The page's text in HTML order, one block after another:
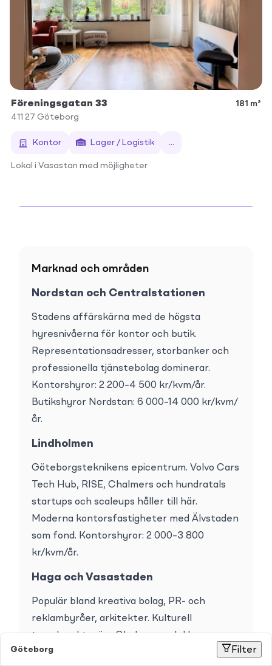
Föreningsgatan 33
181 m²
411 27 Göteborg
Kontor Lager / Logistik ...
Lokal i Vasastan med möjligheter
Marknad och områden
Nordstan och Centralstationen
Stadens affärskärna med de högsta
hyresnivåerna för kontor och butik.
Representationsadresser, storbanker och
professionella tjänstebolag dominerar.
Kontorshyror: 2 200–4 500 kr/kvm/år.
Butikshyror Nordstan: 6 000–14 000 kr/kvm/
år.
Lindholmen
Göteborgsteknikens epicentrum. Volvo Cars
Tech Hub, RISE, Chalmers och hundratals
startups och scaleups håller till här.
Moderna kontorsfastigheter med Älvstaden
som fond. Kontorshyror: 2 000–3 800
kr/kvm/år.
Haga och Vasastaden
Populär bland kreativa bolag, PR- och
reklambyråer, arkitekter. Kulturell
tyngdpunkt, nära Chalmers och Haga-
kyrkans pittoreska miljö. Hög efterfrågan på
Göteborg Filter